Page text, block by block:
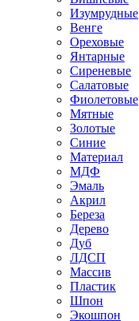
Изумрудные
Венге
Ореховые
Янтарные
Сиреневые
Салатовые
Фиолетовые
Мятные
Золотые
Синие
Материал
МДФ
Эмаль
Акрил
Береза
Дерево
Дуб
ЛДСП
Массив
Пластик
Шпон
Экошпон